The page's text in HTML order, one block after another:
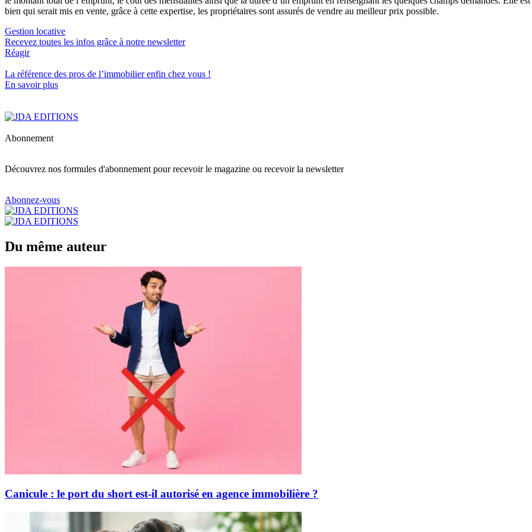
bien qui serait mis en vente, grâce à cette expertise, les propriétaires sont assurés de vendre au meilleur prix possible.
Gestion locative
Recevez toutes les infos grâce à notre newsletter
Réagir
La référence des pros de l’immobilierenfin chez vous !
En savoir plus
Abonnement
Découvrez nos formules d'abonnement pour recevoir le magazine ou recevoir la newsletter
Abonnez-vous
Du même auteur
Canicule : le port du short est-il autorisé en agence immobilière ?